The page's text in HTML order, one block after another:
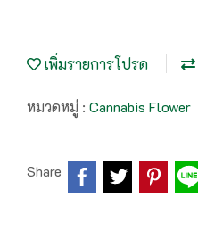
เพิ่มรายการโปรด
หมวดหมู่ : Cannabis Flower
Share